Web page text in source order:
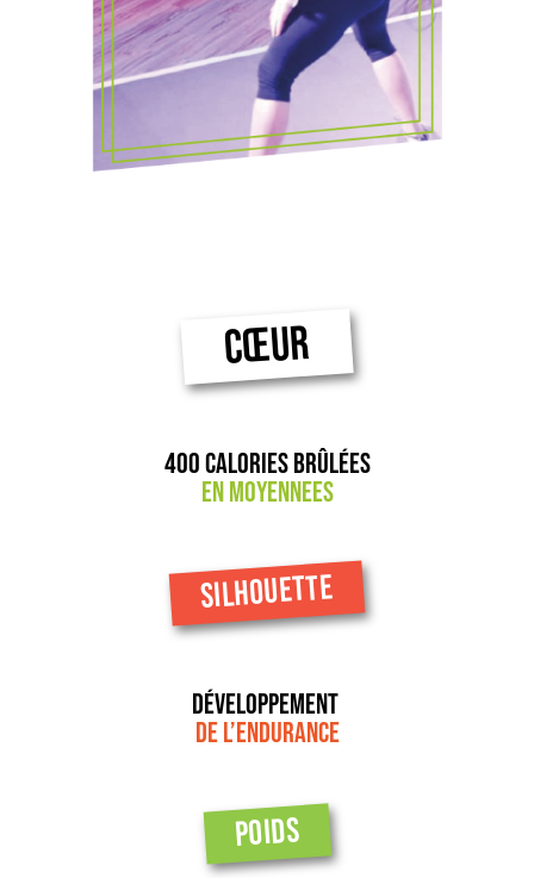
CŒUR
400 calories brûlées
en moyennees
SILHOUETTE
Développement
de l’endurance
POIDS